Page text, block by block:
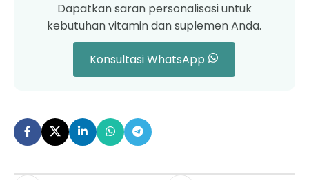
Dapatkan saran personalisasi untuk
kebutuhan vitamin dan suplemen Anda.
Konsultasi WhatsApp